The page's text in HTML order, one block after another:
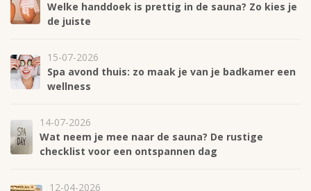
Welke handdoek is prettig in de sauna? Zo kies je
de juiste
15-07-2026
Spa avond thuis: zo maak je van je badkamer een
wellness
14-07-2026
Wat neem je mee naar de sauna? De rustige
checklist voor een ontspannen dag
12-04-2026